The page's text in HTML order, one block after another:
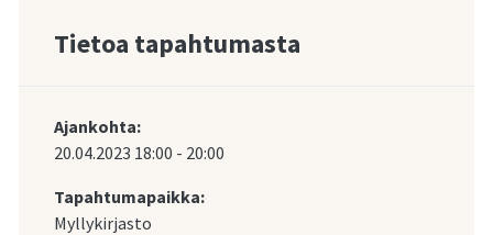
Tietoa tapahtumasta
Ajankohta:
20.04.2023 18:00 - 20:00
Tapahtumapaikka:
Myllykirjasto